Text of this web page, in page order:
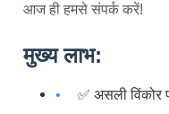
आज ही हमसे संपर्क करें!
मुख्य लाभ:
✅ असली विंकोर